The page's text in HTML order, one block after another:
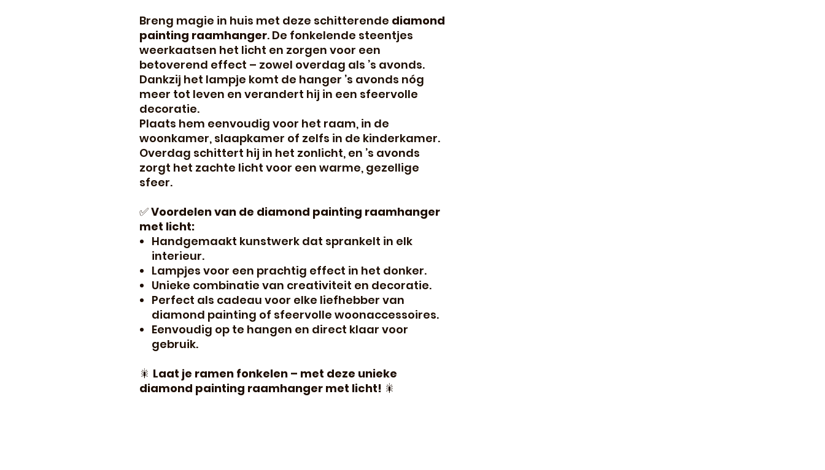
Breng magie in huis met deze schitterende diamond
painting raamhanger. De fonkelende steentjes
weerkaatsen het licht en zorgen voor een
betoverend effect – zowel overdag als ’s avonds.
Dankzij het lampje komt de hanger ’s avonds nóg
meer tot leven en verandert hij in een sfeervolle
decoratie.
Plaats hem eenvoudig voor het raam, in de
woonkamer, slaapkamer of zelfs in de kinderkamer.
Overdag schittert hij in het zonlicht, en ’s avonds
zorgt het zachte licht voor een warme, gezellige
sfeer.
✅Voordelen van de diamond painting raamhanger
met licht:
Handgemaakt kunstwerk dat sprankelt in elk
interieur.
Lampjes voor een prachtig effect in het donker.
Unieke combinatie van creativiteit en decoratie.
Perfect als cadeau voor elke liefhebber van
diamond painting of sfeervolle woonaccessoires.
Eenvoudig op te hangen en direct klaar voor
gebruik.
🎇 Laat je ramen fonkelen – met deze unieke
diamond painting raamhanger met licht! 🎇